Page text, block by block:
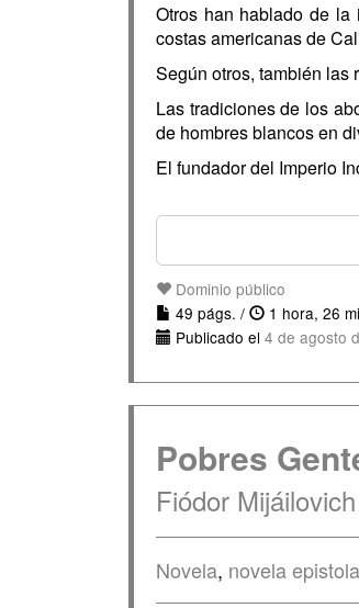
Otros han hablado de
costas americanas de
Según otros, también las
Las tradiciones de los
de hombres blancos en
El fundador del Imperio
Dominio público
49 págs. /
1 hora, 26
Publicado el 4 de agosto
Pobres
Fiódor
Novela, novela